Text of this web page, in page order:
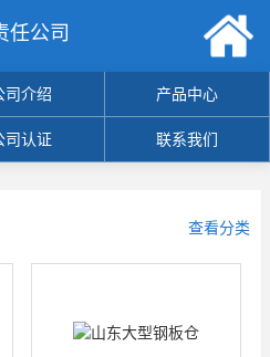
任公司
司介绍 产品中心
司认证 联系我们
查看分类